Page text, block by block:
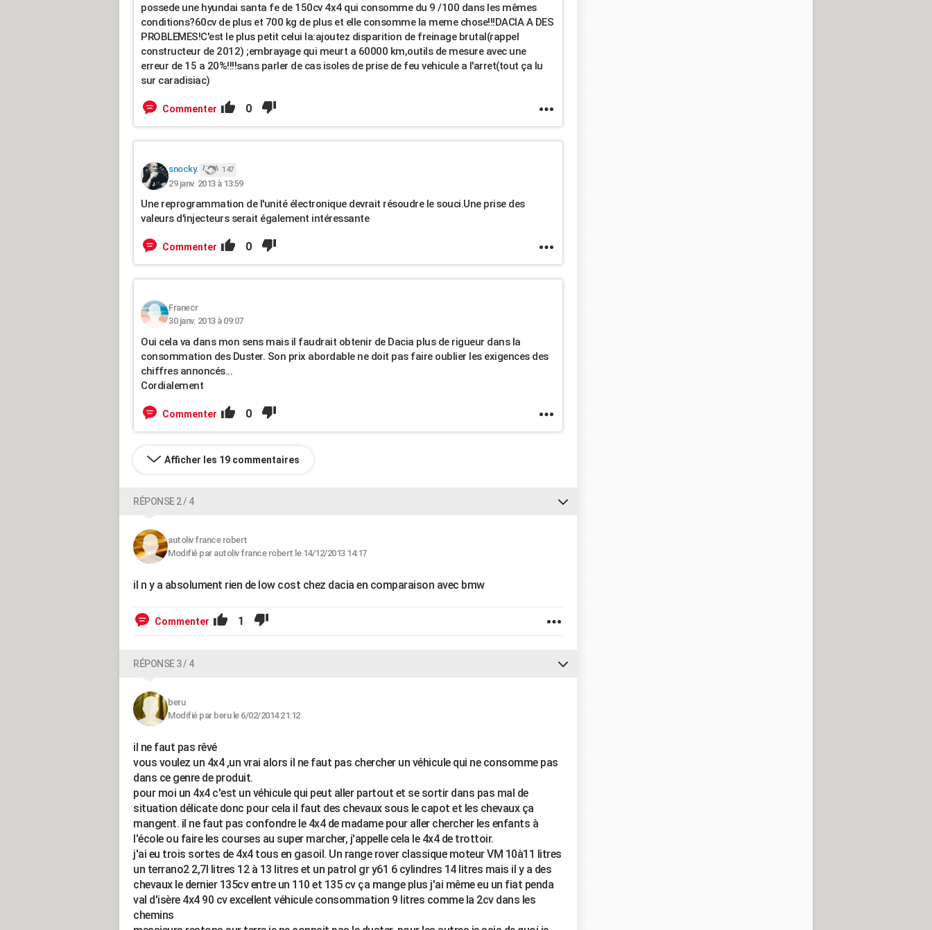
possede une hyundai santa fe de 150cv 4x4 qui consomme du 9 /100 dans les mêmes
conditions?60cv de plus et 700 kg de plus et elle consomme la meme chose!!!DACIA A DES
PROBLEMES!C'est le plus petit celui la:ajoutez disparition de freinage brutal(rappel
constructeur de 2012) ;embrayage qui meurt a 60000 km,outils de mesure avec une
erreur de 15 a 20%!!!!sans parler de cas isoles de prise de feu vehicule a l'arret(tout ça lu
sur caradisiac)
Commenter 0
snocky. 147
29 janv. 2013 à 13:59
Une reprogrammation de l'unité électronique devrait résoudre le souci.Une prise des
valeurs d'injecteurs serait également intéressante
Commenter 0
Franecr
30 janv. 2013 à 09:07
Oui cela va dans mon sens mais il faudrait obtenir de Dacia plus de rigueur dans la
consommation des Duster. Son prix abordable ne doit pas faire oublier les exigences des
chiffres annoncés...
Cordialement
Commenter 0
Afficher les 19 commentaires
RÉPONSE 2 / 4
autoliv france robert
Modifié par autoliv france robert le 14/12/2013 14:17
il n y a absolument rien de low cost chez dacia en comparaison avec bmw
Commenter 1
RÉPONSE 3 / 4
beru
Modifié par beru le 6/02/2014 21:12
il ne faut pas rêvé
vous voulez un 4x4 ,un vrai alors il ne faut pas chercher un véhicule qui ne consomme pas
dans ce genre de produit.
pour moi un 4x4 c'est un véhicule qui peut aller partout et se sortir dans pas mal de
situation délicate donc pour cela il faut des chevaux sous le capot et les chevaux ça
mangent. il ne faut pas confondre le 4x4 de madame pour aller chercher les enfants à
l'école ou faire les courses au super marcher, j'appelle cela le 4x4 de trottoir.
j'ai eu trois sortes de 4x4 tous en gasoil. Un range rover classique moteur VM 10à11 litres
un terrano2 2,7l litres 12 à 13 litres et un patrol gr y61 6 cylindres 14 litres mais il y a des
chevaux le dernier 135cv entre un 110 et 135 cv ça mange plus j'ai même eu un fiat penda
val d'isère 4x4 90 cv excellent véhicule consommation 9 litres comme la 2cv dans les
chemins